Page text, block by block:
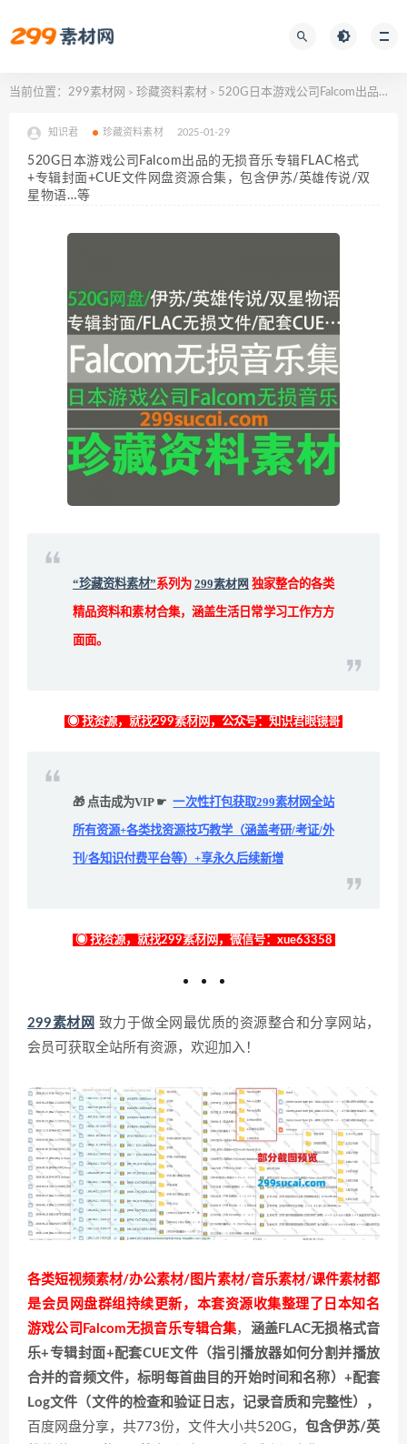
当前位置： 299素材网 > 珍藏资料素材 > 520G日本游戏公司Falcom出品的无损音乐专辑FLAC格式+专辑封面+CUE文件网盘资源合集，包含伊苏/英雄传说/双星物语…等
知识君 珍藏资料素材 2025-01-29
520G日本游戏公司Falcom出品的无损音乐专辑FLAC格式
+专辑封面+CUE文件网盘资源合集，包含伊苏/英雄传说/双
星物语…等
“珍藏资料素材”系列为 299素材网 独家整合的各类
精品资料和素材合集，涵盖生活日常学习工作方方
面面。
◉ 找资源，就找299素材网，公众号：知识君眼镜哥
🎁 点击成为VIP ☛ 一次性打包获取299素材网全站
所有资源+各类找资源技巧教学（涵盖考研/考证/外
刊/各知识付费平台等）+享永久后续新增
◉ 找资源，就找299素材网，微信号：xue63358
299素材网 致力于做全网最优质的资源整合和分享网站，
会员可获取全站所有资源，欢迎加入！
各类短视频素材/办公素材/图片素材/音乐素材/课件素材都
是会员网盘群组持续更新，本套资源收集整理了日本知名
游戏公司Falcom无损音乐专辑合集， 涵盖FLAC无损格式音
乐+专辑封面+配套CUE文件（指引播放器如何分割并播放
合并的音频文件，标明每首曲目的开始时间和名称）+配套
Log文件（文件的检查和验证日志，记录音质和完整性），
百度网盘分享，共773份，文件大小共520G， 包含伊苏/英